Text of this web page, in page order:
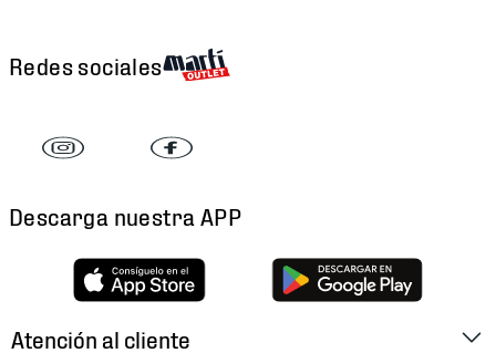
Redes sociales
Descarga nuestra APP
Atención al cliente